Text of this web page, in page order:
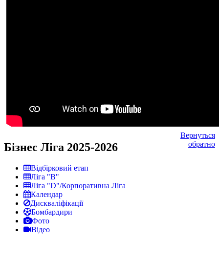
Вернуться
обратно
Бізнес Ліга 2025-2026
Відбірковий етап
Ліга "В"
Ліга "D"/Корпоративна Ліга
Календар
Дискваліфікації
Бомбардири
Фото
Відео